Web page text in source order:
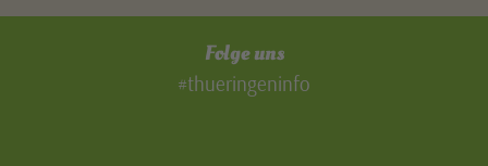
Folge uns
#thueringeninfo